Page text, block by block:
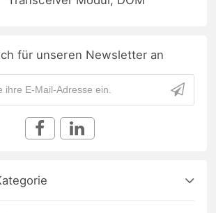
für unseren Newsletter an